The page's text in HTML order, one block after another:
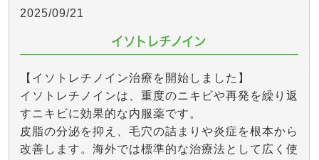
2025/09/21
イソトレチノイン
【イソトレチノイン治療を開始しました】
イソトレチノインは、重度のニキビや再発を繰り返
すニキビに効果的な内服薬です。
皮脂の分泌を抑え、毛穴の詰まりや炎症を根本から
改善します。海外では標準的な治療法として広く使